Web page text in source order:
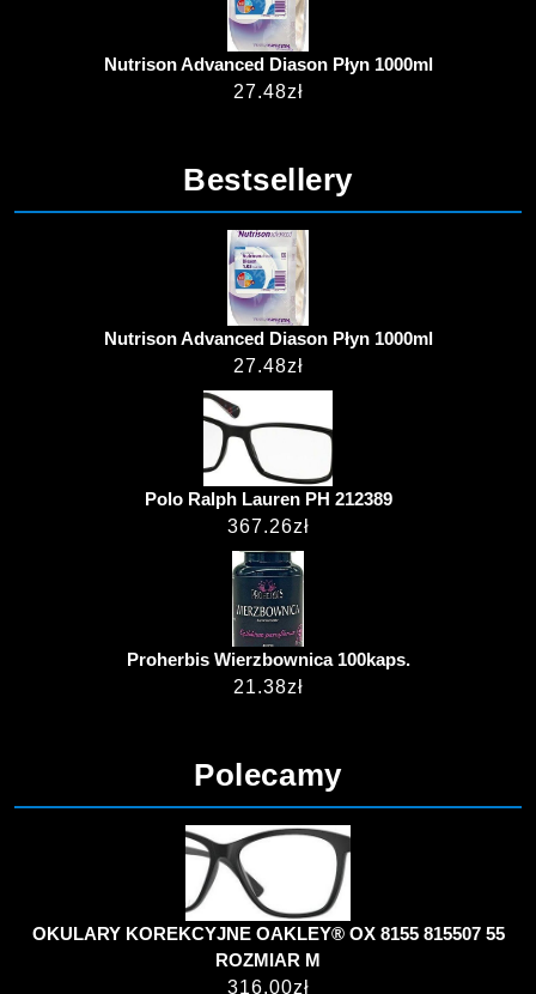
Nutrison Advanced Diason Płyn 1000ml
27.48zł
Bestsellery
Nutrison Advanced Diason Płyn 1000ml
27.48zł
Polo Ralph Lauren PH 212389
367.26zł
Proherbis Wierzbownica 100kaps.
21.38zł
Polecamy
OKULARY KOREKCYJNE OAKLEY® OX 8155 815507 55
ROZMIAR M
316.00zł